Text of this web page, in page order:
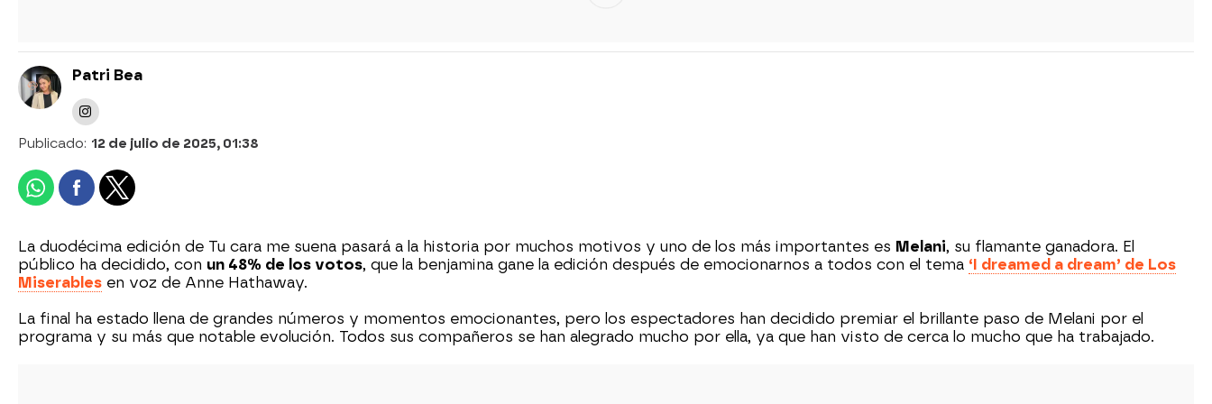
Patri Bea
Publicado: 12 de julio de 2025, 01:38
La duodécima edición de Tu cara me suena pasará a la historia por muchos motivos y uno de los más importantes es Melani, su flamante ganadora. El
público ha decidido, con un 48% de los votos, que la benjamina gane la edición después de emocionarnos a todos con el tema ‘I dreamed a dream’ de Los
Miserables en voz de Anne Hathaway.
La final ha estado llena de grandes números y momentos emocionantes, pero los espectadores han decidido premiar el brillante paso de Melani por el
programa y su más que notable evolución. Todos sus compañeros se han alegrado mucho por ella, ya que han visto de cerca lo mucho que ha trabajado.